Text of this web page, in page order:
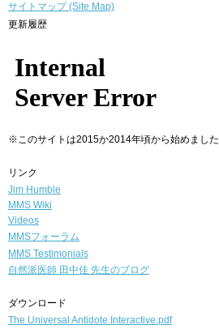
サイトマップ (Site Map)
更新履歴
※このサイトは2015か2014年頃から始めました
リンク
Jim Humble
MMS Wiki
Videos
MMSフォーラム
MMS Testimonials
自然派医師 田中佳 先生のブログ
ダウンロード
The Universal Antidote Interactive.pdf